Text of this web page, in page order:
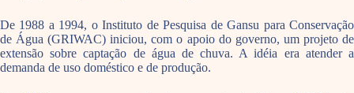
De 1988 a 1994, o Instituto de Pesquisa de Gansu para Conservação
de Água (GRIWAC) iniciou, com o apoio do governo, um projeto de
extensão sobre captação de água de chuva. A idéia era atender a
demanda de uso doméstico e de produção.